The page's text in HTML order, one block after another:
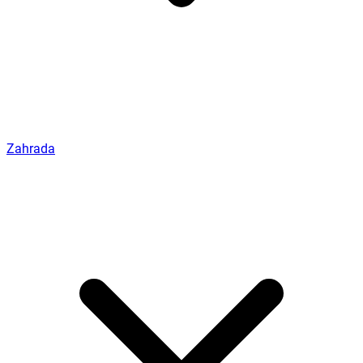
Zahrada